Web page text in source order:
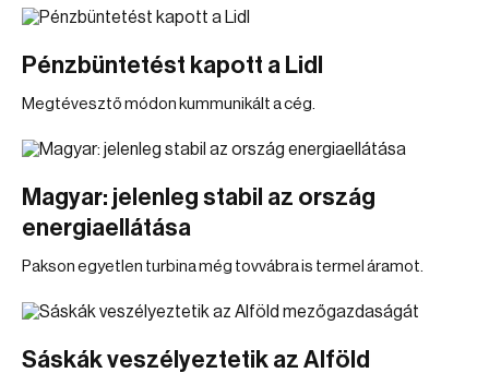
Pénzbüntetést kapott a Lidl
Megtévesztő módon kummunikált a cég.
Magyar: jelenleg stabil az ország
energiaellátása
Pakson egyetlen turbina még tovvábra is termel áramot.
Sáskák veszélyeztetik az Alföld